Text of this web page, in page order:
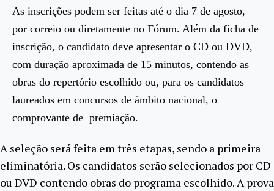
As inscrições podem ser feitas até o dia 7 de agosto,
por correio ou diretamente no Fórum. Além da ficha de
inscrição, o candidato deve apresentar o CD ou DVD,
com duração aproximada de 15 minutos, contendo as
obras do repertório escolhido ou, para os candidatos
laureados em concursos de âmbito nacional, o
comprovante de premiação.
A seleção será feita em três etapas, sendo a primeira
eliminatória. Os candidatos serão selecionados por CD
ou DVD contendo obras do programa escolhido. A prova